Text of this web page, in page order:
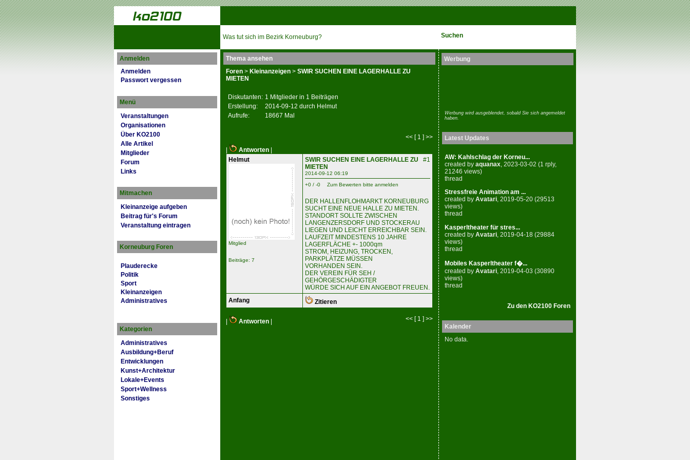
Was tut sich im Bezirk Korneuburg? Suchen
Anmelden
Anmelden
Passwort vergessen
Menü
Veranstaltungen
Organisationen
Über KO2100
Alle Artikel
Mitglieder
Forum
Links
Mitmachen
Kleinanzeige aufgeben
Beitrag für's Forum
Veranstaltung eintragen
Korneuburg Foren
Plauderecke
Politik
Sport
Kleinanzeigen
Administratives
Kategorien
Administratives
Ausbildung+Beruf
Entwicklungen
Kunst+Architektur
Lokale+Events
Sport+Wellness
Sonstiges
Thema ansehen
Foren > Kleinanzeigen > SWIR SUCHEN EINE LAGERHALLE ZU
MIETEN
Diskutanten: 1 Mitglieder in 1 Beiträgen
Erstellung:
2014-09-12 durch Helmut
Aufrufe:
18667 Mal
<< [ 1 ] >>
Antworten
Helmut
Mitglied
Beiträge: 7
#1
SWIR SUCHEN EINE LAGERHALLE ZU
MIETEN
2014-09-12 06:19
+0 / -0
Zum Bewerten bitte anmelden
DER HALLENFLOHMARKT KORNEUBURG
SUCHT EINE NEUE HALLE ZU MIETEN.
STANDORT SOLLTE ZWISCHEN
LANGENZERSDORF UND STOCKERAU
LIEGEN UND LEICHT ERREICHBAR SEIN.
LAUFZEIT MINDESTENS 10 JAHRE
LAGERFLÄCHE +- 1000qm
STROM, HEIZUNG, TROCKEN,
PARKPLÄTZE MÜSSEN
VORHANDEN SEIN.
DER VEREIN FÜR SEH /
GEHÖRGESCHÄDIGTER
WÜRDE SICH AUF EIN ANGEBOT FREUEN.
Anfang
Zitieren
<< [ 1 ] >>
Antworten
Werbung
Werbung wird ausgeblendet, sobald Sie sich angemeldet
haben.
Latest Updates
AW: Kahlschlag der Korneu...
created by aquanax, 2023-03-02 (1 rply,
21246 views)
thread
Stressfreie Animation am ...
created by Avatari, 2019-05-20 (29513
views)
thread
Kasperltheater für stres...
created by Avatari , 2019-04-18 (29884
views)
thread
Mobiles Kasperltheater f�...
created by Avatari , 2019-04-03 (30890
views)
thread
Zu den KO2100 Foren
Kalender
No data.